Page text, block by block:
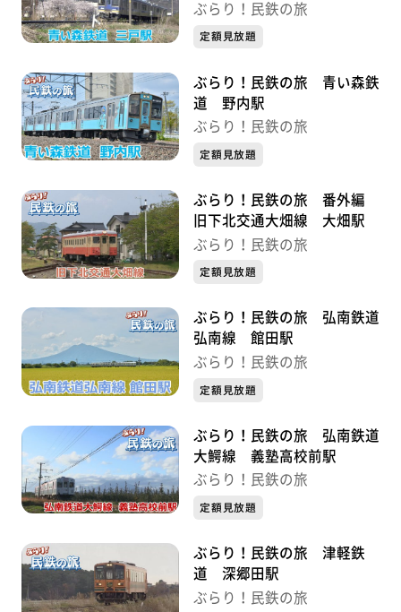
ぶらり！民鉄の旅
定額見放題
ぶらり！民鉄の旅 青い森鉄
道 野内駅
ぶらり！民鉄の旅
定額見放題
ぶらり！民鉄の旅 番外編
旧下北交通大畑線 大畑駅
ぶらり！民鉄の旅
定額見放題
ぶらり！民鉄の旅 弘南鉄道
弘南線 館田駅
ぶらり！民鉄の旅
定額見放題
ぶらり！民鉄の旅 弘南鉄道
大鰐線 義塾高校前駅
ぶらり！民鉄の旅
定額見放題
ぶらり！民鉄の旅 津軽鉄
道 深郷田駅
ぶらり！民鉄の旅